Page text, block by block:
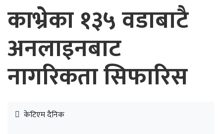
काभ्रेका १३५ वडाबाटै
अनलाइनबाट
नागरिकता सिफारिस
केटिएम दैनिक